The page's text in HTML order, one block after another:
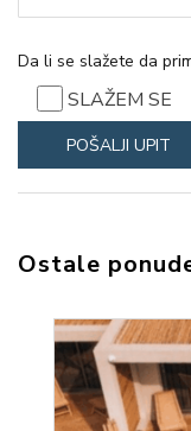
Da li se slažete da
SLAŽEM SE
Ostale